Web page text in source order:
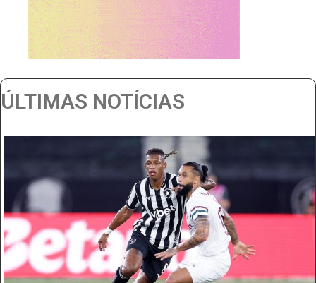
ÚLTIMAS NOTÍCIAS